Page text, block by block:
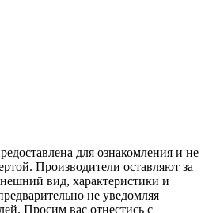
для ознакомления и не
Производители оставляют за
вид, характеристики и
не уведомляя
Просим вас отнестись с